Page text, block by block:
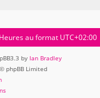
Heures au format UTC+02:00
by Ian Bradley
phpBB Limited